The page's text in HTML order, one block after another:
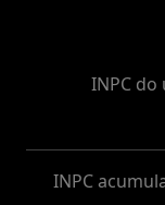
INPC
INPC